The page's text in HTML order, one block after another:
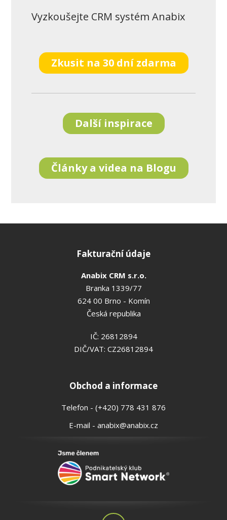
Vyzkoušejte CRM systém Anabix
Zkusit na 30 dní zdarma
Další inspirace
Články a videa na Blogu
Fakturační údaje
Anabix CRM s.r.o.
Branka 1339/77
624 00 Brno - Komín
Česká republika
IČ: 26812894
DIČ/VAT: CZ26812894
Obchod a informace
Telefon - (+420) 778 431 876
E-mail - anabix@anabix.cz